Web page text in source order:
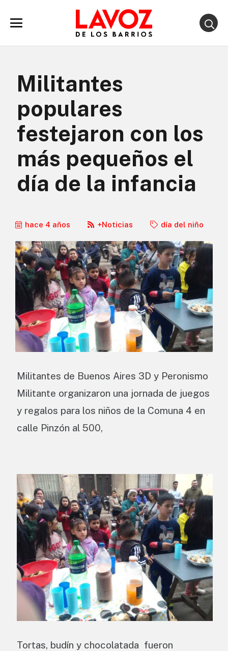
Militantes
populares
festejaron con los
más pequeños el
día de la infancia
hace 4 años +Noticias día del niño
Militantes de Buenos Aires 3D y Peronismo
Militante organizaron una jornada de juegos
y regalos para los niños de la Comuna 4 en
calle Pinzón al 500,
Tortas, budín y chocolatada fueron